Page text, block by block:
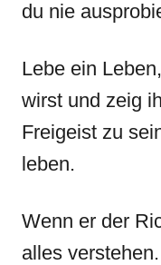
du nie
Lebe ein
wirst und zeig
Freigeist zu
leben.
Wenn er der
alles